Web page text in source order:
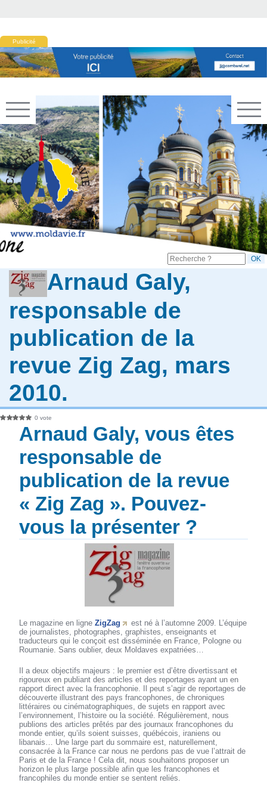
Publicité
Arnaud Galy,
responsable de
publication de la
revue Zig Zag, mars
2010.
0 vote
Arnaud Galy, vous êtes
responsable de
publication de la revue
« Zig Zag ». Pouvez-
vous la présenter ?
Le magazine en ligneZigZag
est né à l’automne 2009. L’équipe
de journalistes, photographes, graphistes, enseignants et
traducteurs qui le conçoit est disséminée en France, Pologne ou
Roumanie. Sans oublier, deux Moldaves expatriées…
Il a deux objectifs majeurs : le premier est d’être divertissant et
rigoureux en publiant des articles et des reportages ayant un en
rapport direct avec la francophonie. Il peut s’agir de reportages de
découverte illustrant des pays francophones, de chroniques
littéraires ou cinématographiques, de sujets en rapport avec
l’environnement, l’histoire ou la société. Régulièrement, nous
publions des articles prêtés par des journaux francophones du
monde entier, qu’ils soient suisses, québécois, iraniens ou
libanais… Une large part du sommaire est, naturellement,
consacrée à la France car nous ne perdons pas de vue l’attrait de
Paris et de la France ! Cela dit, nous souhaitons proposer un
horizon le plus large possible afin que les francophones et
francophiles du monde entier se sentent reliés.